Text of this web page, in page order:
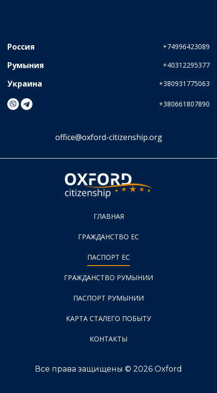
ГЛАВНАЯ
ГРАЖДАНСТВО ЕС
ПАСПОРТ ЕС
ГРАЖДАНСТВО РУМЫНИИ
ПАСПОРТ РУМЫНИИ
КАРТА СТАЛЕГО ПОБЫТУ
КОНТАКТЫ
Россия +74996423089
Румыния +40312295377
Украина +380931775063
+380661807890
office@oxford-citizenship.org
Все права защищены © 2026 Oxford